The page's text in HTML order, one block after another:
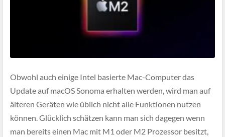
Obwohl auch einige Intel basierte Mac-Computer das
Update auf macOS Sonoma erhalten werden, wird man auf
älteren Geräten wie üblich nicht alle Funktionen nutzen
können. Glücklich schätzen kann man sich dagegen wenn
man bereits einen Mac mit M1 oder M2 Prozessor besitzt,